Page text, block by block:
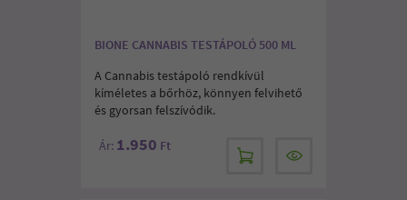
BIONE CANNABIS TESTÁPOLÓ 500 ML
A Cannabis testápoló rendkívül
kíméletes a bőrhöz, könnyen felvihető
és gyorsan felszívódik.
Ár: 1.950 Ft